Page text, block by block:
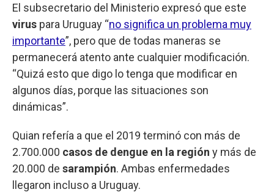
El subsecretario del Ministerio expresó que este
virus para Uruguay “no significa un problema muy
importante”, pero que de todas maneras se
permanecerá atento ante cualquier modificación.
“Quizá esto que digo lo tenga que modificar en
algunos días, porque las situaciones son
dinámicas”.
Quian refería a que el 2019 terminó con más de
2.700.000 casos de dengue en la región y más de
20.000 de sarampión. Ambas enfermedades
llegaron incluso a Uruguay.